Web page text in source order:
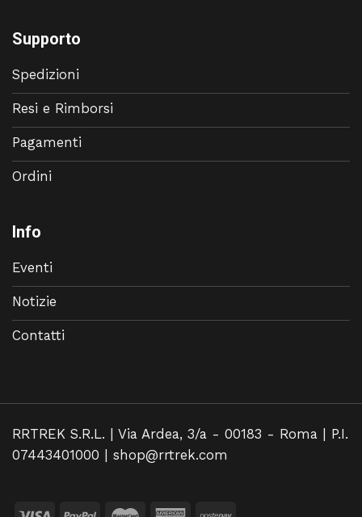
Supporto
Spedizioni
Resi e Rimborsi
Pagamenti
Ordini
Info
Eventi
Notizie
Contatti
RRTREK S.R.L. | Via Ardea, 3/a - 00183 - Roma | P.I.
07443401000 | shop@rrtrek.com